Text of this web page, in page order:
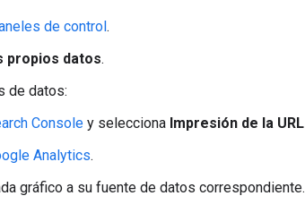
de control.
propios datos.
de datos:
Console y selecciona Impresión de la URL
Analytics.
gráfico a su fuente de datos correspondiente.